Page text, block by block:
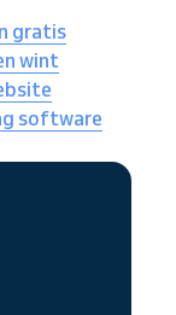
gratis
wint
software